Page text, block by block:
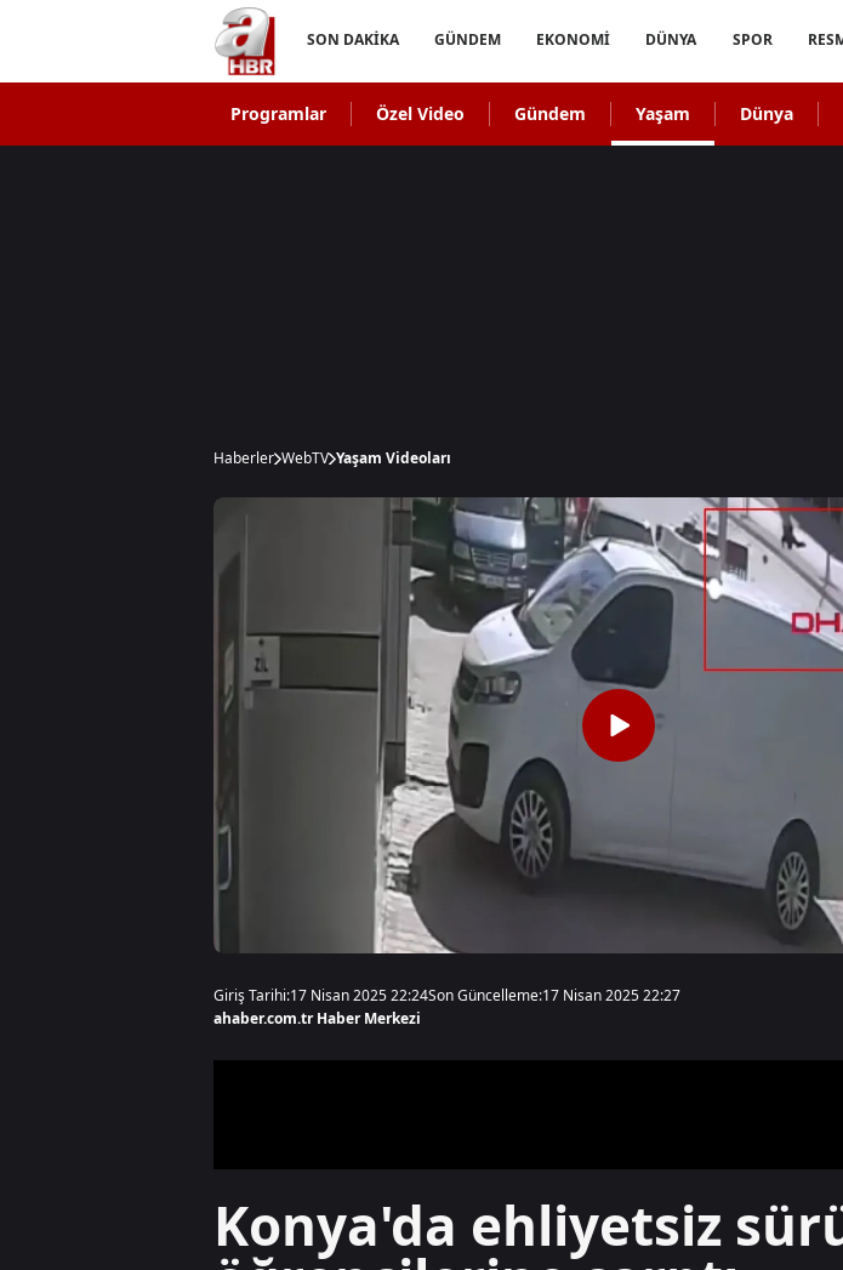
SON DAKİKA GÜNDEM EKONOMİ DÜNYA SPOR
Programlar Özel Video Gündem Yaşam Dünya
Haberler WebTV Yaşam Videoları
Giriş Tarihi:17 Nisan 2025 22:24Son Güncelleme:17 Nisan 2025 22:27
ahaber.com.tr Haber Merkezi
Konya'da ehliyetsiz